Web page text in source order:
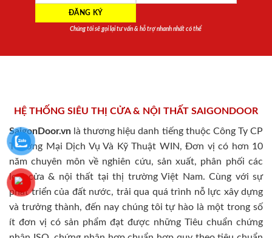
Chúng tôi sẽ gọi lại tư vấn & hỗ trợ nhanh nhất có thể
HỆ THỐNG SIÊU THỊ CỬA & NỘI THẤT SAIGONDOOR
SaigonDoor.vn là thương hiệu danh tiếng thuộc Công Ty CP
Thương Mại Dịch Vụ Và Kỹ Thuật WIN, Đơn vị có hơn 10
năm chuyên môn về nghiên cứu, sản xuất, phân phối các
loại cửa & nội thất tại thị trường Việt Nam. Cùng với sự
phát triển của đất nước, trải qua quá trình nỗ lực xây dựng
và trưởng thành, đến nay chúng tôi tự hào là một trong số
ít đơn vị có sản phẩm đạt được những Tiêu chuẩn chứng